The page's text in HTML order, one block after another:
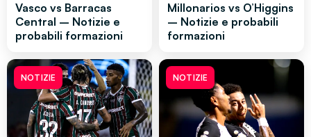
Vasco vs Barracas
Central – Notizie e
probabili formazioni
Millonarios vs O’Higgins
– Notizie e probabili
formazioni
NOTIZIE NOTIZIE